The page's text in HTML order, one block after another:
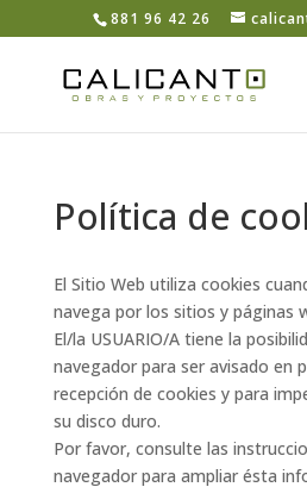
Abrir barra de herramientas
881 96 42 26
Política de
El Sitio Web utiliza cookies
navega por los sitios y páginas
El/la USUARIO/A tiene la
navegador para ser avisado en
recepción de cookies y para
su disco duro.
Por favor, consulte las
navegador para ampliar ésta